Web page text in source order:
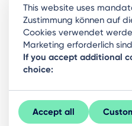
Ready to stay in the
community? Subscribe
Sign Up
This website uses
Zustimmung können auf
Cookies verwendet
Marketing erforderlich
If you accept additional
choice:
Accept all